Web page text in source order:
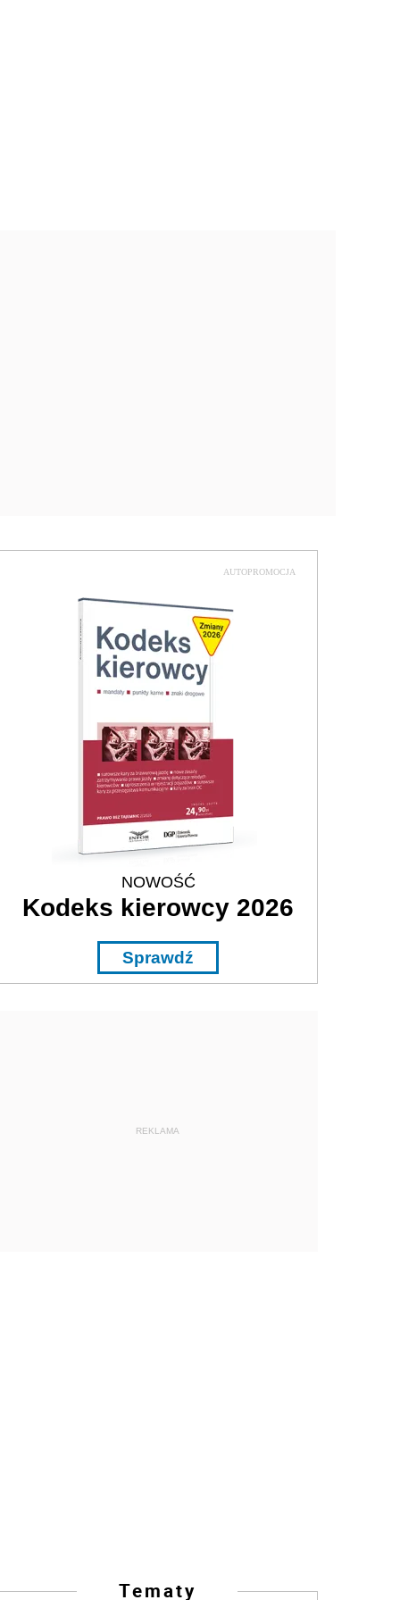
AUTOPROMOCJA
NOWOŚĆ
Kodeks kierowcy 2026
Sprawdź
REKLAMA
Tematy